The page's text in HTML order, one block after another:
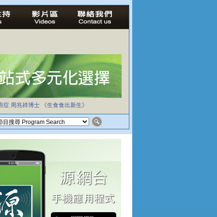
症 周兆祥博士 《生食食出新生》